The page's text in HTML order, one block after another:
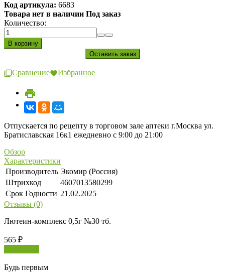
Код артикула: 6683
Товара нет в наличии Под заказ
Количество:
Сравнение Избранное
Отпускается по рецепту в торговом зале аптеки г.Москва ул.
Братиславская 16к1 ежедневно с 9:00 до 21:00
Обзор
Характеристики
Производитель Экомир (Россия)
Штрихкод
4607013580299
Срок Годности 21.02.2025
Отзывы (0)
Лютеин-комплекс 0,5г №30 тб.
565 ₽
Будь первым